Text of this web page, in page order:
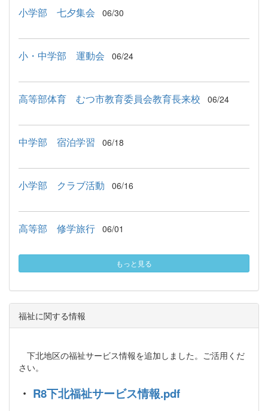
小学部 七夕集会 06/30
小・中学部 運動会 06/24
高等部体育 むつ市教育委員会教育長来校 06/24
中学部 宿泊学習 06/18
小学部 クラブ活動 06/16
高等部 修学旅行 06/01
もっと見る
福祉に関する情報
下北地区の福祉サービス情報を追加しました。ご活用くだ
さい。
・ R8下北福祉サービス情報.pdf